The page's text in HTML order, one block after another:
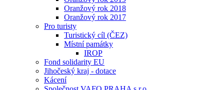
Oranžový rok 2018
Oranžový rok 2017
Pro turisty
Turistický cíl (ČEZ)
Místní památky
IROP
Fond solidarity EU
Jihočeský kraj - dotace
Kácení